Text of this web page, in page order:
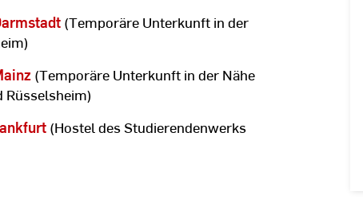
(Temporäre Unterkunft in der
(Temporäre Unterkunft in der Nähe
Rüsselsheim)
(Hostel des Studierendenwerks